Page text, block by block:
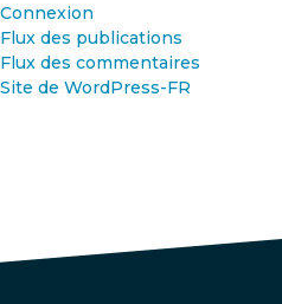
Connexion
Flux des publications
Flux des commentaires
Site de WordPress-FR